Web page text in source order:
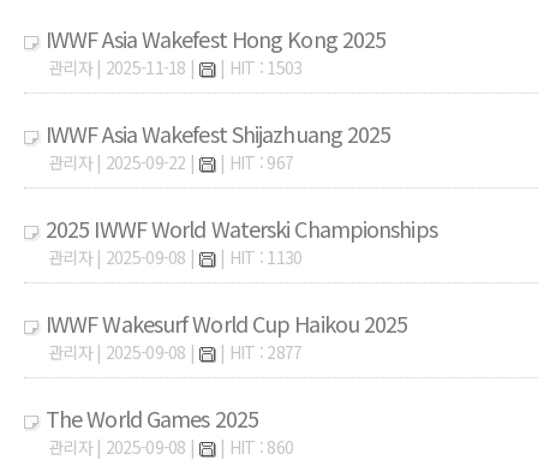
IWWF Asia Wakefest Hong Kong 2025
관리자 | 2025-11-18 | | HIT : 1503
IWWF Asia Wakefest Shijazhuang 2025
관리자 | 2025-09-22 | | HIT : 967
2025 IWWF World Waterski Championships
관리자 | 2025-09-08 | | HIT : 1130
IWWF Wakesurf World Cup Haikou 2025
관리자 | 2025-09-08 | | HIT : 2877
The World Games 2025
관리자 | 2025-09-08 | | HIT : 860